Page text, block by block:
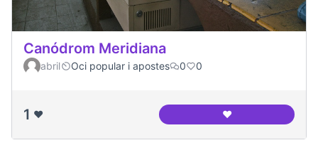
Canódrom Meridiana
abril Oci popular i apostes 0 0
1 ❤️ ❤️Canódrom